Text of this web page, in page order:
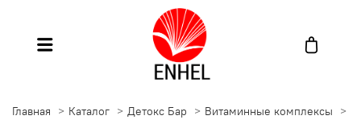
Главная Каталог Детокс Бар Витаминные комплексы